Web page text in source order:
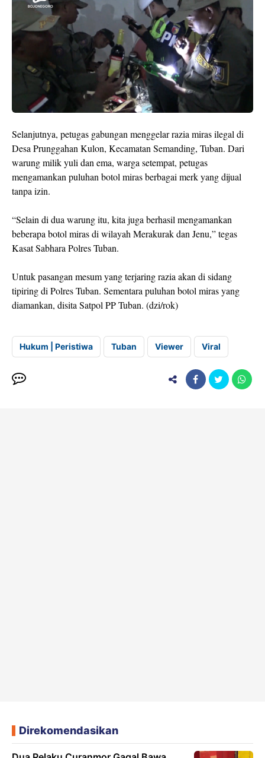
Selanjutnya, petugas gabungan menggelar razia miras ilegal di
Desa Prunggahan Kulon, Kecamatan Semanding, Tuban. Dari
warung milik yuli dan ema, warga setempat, petugas
mengamankan puluhan botol miras berbagai merk yang dijual
tanpa izin.
“Selain di dua warung itu, kita juga berhasil mengamankan
beberapa botol miras di wilayah Merakurak dan Jenu,” tegas
Kasat Sabhara Polres Tuban.
Untuk pasangan mesum yang terjaring razia akan di sidang
tipiring di Polres Tuban. Sementara puluhan botol miras yang
diamankan, disita Satpol PP Tuban. (dzi/rok)
Hukum | Peristiwa Tuban Viewer Viral
Direkomendasikan